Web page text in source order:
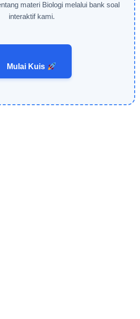
materi Biologi melalui bank soal
interaktif kami.
Mulai Kuis